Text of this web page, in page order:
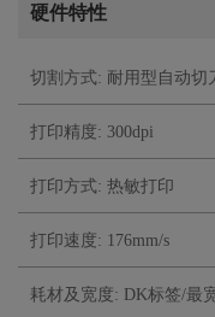
硬件特性
切割方式: 耐用型自动切
打印精度: 300dpi
打印方式: 热敏打印
打印速度: 176mm/s
耗材及宽度: DK标签/最